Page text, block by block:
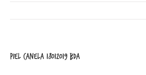
piel canela 18012019 bda